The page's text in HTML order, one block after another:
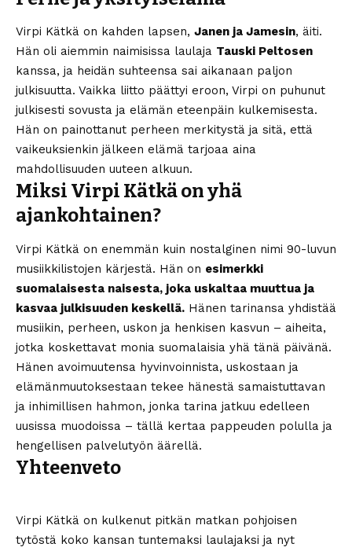
Virpi Kätkä on kahden lapsen, Janen ja Jamesin, äiti.
Hän oli aiemmin naimisissa laulaja Tauski Peltosen
kanssa, ja heidän suhteensa sai aikanaan paljon
julkisuutta. Vaikka liitto päättyi eroon, Virpi on puhunut
julkisesti sovusta ja elämän eteenpäin kulkemisesta.
Hän on painottanut perheen merkitystä ja sitä, että
vaikeuksienkin jälkeen elämä tarjoaa aina
mahdollisuuden uuteen alkuun.
Miksi Virpi Kätkä on yhä
ajankohtainen?
Virpi Kätkä on enemmän kuin nostalginen nimi 90-luvun
musiikkilistojen kärjestä. Hän on esimerkki
suomalaisesta naisesta, joka uskaltaa muuttua ja
kasvaa julkisuuden keskellä. Hänen tarinansa yhdistää
musiikin, perheen, uskon ja henkisen kasvun – aiheita,
jotka koskettavat monia suomalaisia yhä tänä päivänä.
Hänen avoimuutensa hyvinvoinnista, uskostaan ja
elämänmuutoksestaan tekee hänestä samaistuttavan
ja inhimillisen hahmon, jonka tarina jatkuu edelleen
uusissa muodoissa – tällä kertaa pappeuden polulla ja
hengellisen palvelutyön äärellä.
Yhteenveto
Virpi Kätkä on kulkenut pitkän matkan pohjoisen
tytöstä koko kansan tuntemaksi laulajaksi ja nyt